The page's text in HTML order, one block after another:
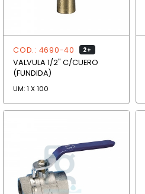
COD.: 4690-40 2+
VALVULA 1/2" C/CUERO
(FUNDIDA)
UM: 1 X 100